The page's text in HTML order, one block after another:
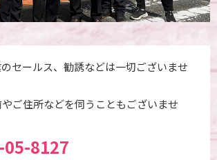
セールス、勧誘などは一切ございませ
ご住所などを伺うこともございませ
8127